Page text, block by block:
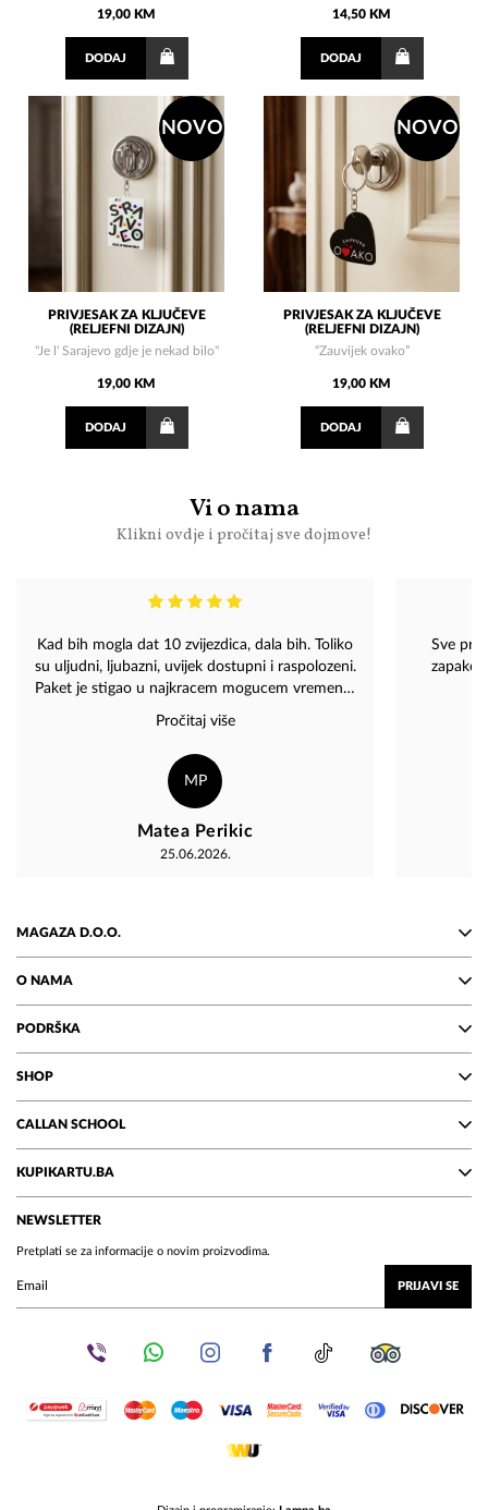
19,00 KM
DODAJ
14,50 KM
DODAJ
NOVO
PRIVJESAK ZA KLJUČEVE
(RELJEFNI DIZAJN)
"Je l' Sarajevo gdje je nekad bilo"
19,00 KM
DODAJ
NOVO
PRIVJESAK ZA KLJUČEVE
(RELJEFNI DIZAJN)
“Zauvijek ovako”
19,00 KM
DODAJ
Vi o nama
Klikni ovdje i pročitaj sve dojmove!
Kad bih mogla dat 10 zvijezdica, dala bih. Toliko
su uljudni, ljubazni, uvijek dostupni i raspolozeni.
Paket je stigao u najkracem mogucem vremenu,
predivno zapakiran, neostecen. Divni ste!
Preporucujem svima, koji se premisljaju o
narudzbu da ju naprave, necete pozaliti! ♥️♥️♥️
Pročitaj više
MP
Matea Perikic
25.06.2026.
Sve
MAGAZA D.O.O.
O NAMA
PODRŠKA
SHOP
CALLAN SCHOOL
KUPIKARTU.BA
NEWSLETTER
Pretplati se za informacije o novim proizvodima.
PRIJAVI SE